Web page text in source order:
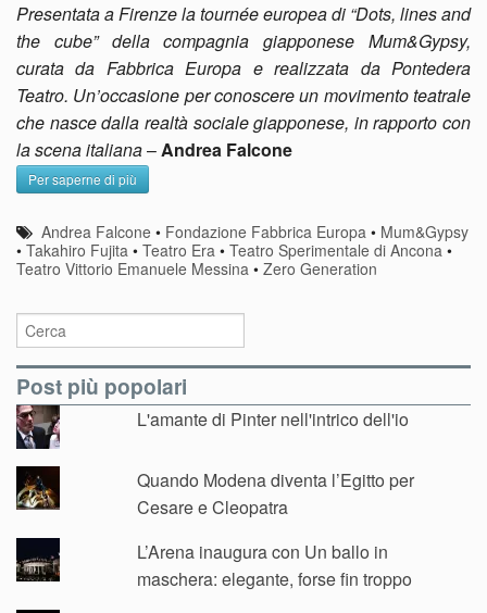
Presentata a Firenze la tournée europea di “Dots, lines and
the cube” della compagnia giapponese Mum&Gypsy,
curata da Fabbrica Europa e realizzata da Pontedera
Teatro. Un’occasione per conoscere un movimento teatrale
che nasce dalla realtà sociale giapponese, in rapporto con
la scena italiana–Andrea Falcone
Per saperne di più
Andrea Falcone • Fondazione Fabbrica Europa • Mum&Gypsy
• Takahiro Fujita • Teatro Era • Teatro Sperimentale di Ancona •
Teatro Vittorio Emanuele Messina • Zero Generation
Post più popolari
L'amante di Pinter nell'intrico dell'io
Quando Modena diventa l’Egitto per
Cesare e Cleopatra
L’Arena inaugura con Un ballo in
maschera: elegante, forse fin troppo